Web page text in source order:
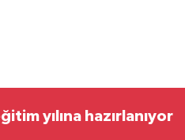
yılına hazırlanıyor